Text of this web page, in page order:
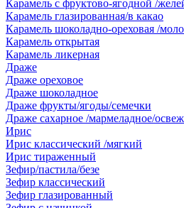
Карамель с фруктово-ягодной /
Карамель глазированная/в какао
Карамель шоколадно-ореховая /
Карамель открытая
Карамель ликерная
Драже
Драже ореховое
Драже шоколадное
Драже фрукты/ягоды/семечки
Драже сахарное /мармеладное/
Ирис
Ирис классический /мягкий
Ирис тираженный
Зефир/пастила/безе
Зефир классический
Зефир глазированный